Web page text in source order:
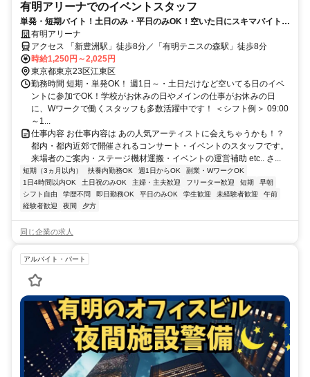
有明アリーナでのイベントスタッフ
単発・短期バイト！土日のみ・平日のみOK！空いた日にスキマバイト！
未経験歓迎！髪色・髪型・ネイルOK
有明アリーナ
アクセス 「新豊洲駅」徒歩8分／「有明テニスの森駅」徒歩8分
時給1,250円～2,025円
東京都東京23区江東区
勤務時間 短期・単発OK！ 週1日～・土日だけなど空いてる日のイベ
ントに参加でOK！学校がお休みの日やメインの仕事がお休みの日
に、Wワークで働くスタッフも多数活躍中です！ ＜シフト例＞ 09:00
～1...
仕事内容 お仕事内容は あの人気アーティストに会えちゃうかも！？
都内・都内近郊で開催されるコンサート・イベントのスタッフです。
来場者のご案内・ステージ機材運搬・イベントの運営補助 etc.. さ...
短期（3ヵ月以内） 扶養内勤務OK 週1日からOK
副業・WワークOK
1日4時間以内OK
土日祝のみOK 主婦・主夫歓迎 フリーター歓迎 短期
早朝
シフト自由
学歴不問 即日勤務OK 平日のみOK 学生歓迎 未経験者歓迎
午前
経験者歓迎
夜間 夕方
同じ企業の求人
アルバイト・パート